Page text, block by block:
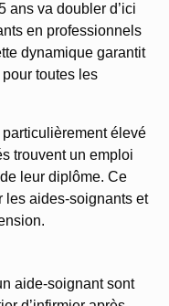
ans va doubler d’ici
en professionnels
dynamique garantit
toutes les
particulièrement élevé
trouvent un emploi
leur diplôme. Ce
les aides-soignants et
aide-soignant sont